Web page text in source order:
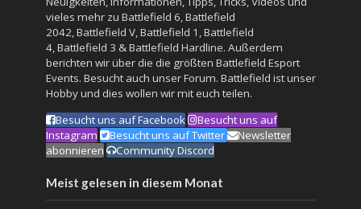
vieles mehr zu Battlefield 6,Battlefield
2042,Battlefield V,Battlefield 1 ,Battlefield
4,Battlefield 3 &Battlefield Hardline. Außerdem
berichten wir über die die größten Battlefield Esport
Events. Besucht auch unserForum. Battlefield ist unser
Hobby und dies wollen wir mit euch teilen.
Besucht uns auf Facebook
Besucht uns auf
Instagram
Besucht uns auf Twitter
Newsletter
abonnieren
Community Discord
Meist gelesen in diesem Monat